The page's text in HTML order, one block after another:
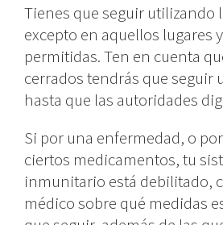
Tienes que seguir utilizando
excepto en aquellos lugares
permitidas. Ten en cuenta
cerrados tendrás que seguir
hasta que las autoridades
Si por una enfermedad, o
ciertos medicamentos, tu
inmunitario está debilitado,
médico sobre qué medidas